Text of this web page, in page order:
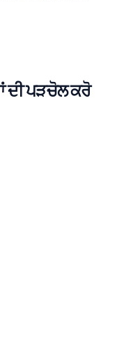
ਦੀ ਪੜਚੋਲ ਕਰੋ